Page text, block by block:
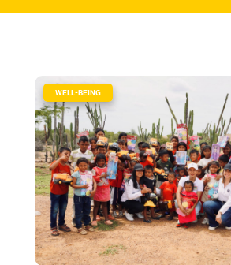
WELL-BEING